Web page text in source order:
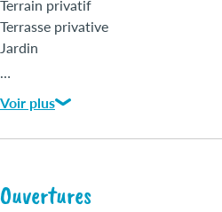
Terrain privatif
Terrasse privative
Jardin
Animaux gratuits
Voir plus
Ouvertures